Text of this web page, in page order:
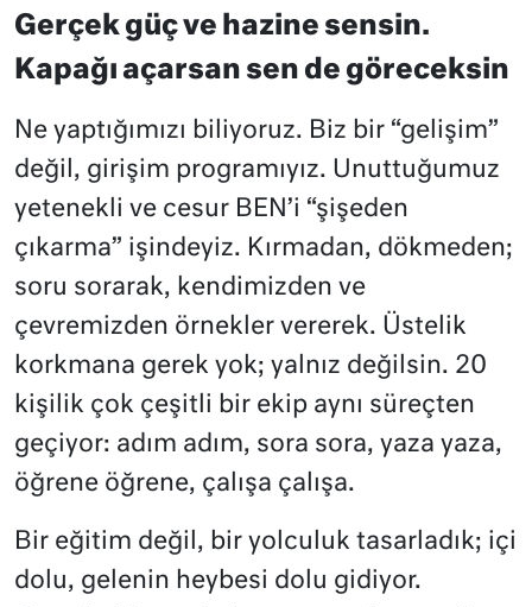
Gerçek güç ve hazine sensin.
Kapağı açarsan sen de göreceksin
Ne yaptığımızı biliyoruz. Biz bir “gelişim”
değil, girişim programıyız. Unuttuğumuz
yetenekli ve cesur BEN’i “şişeden
çıkarma” işindeyiz. Kırmadan, dökmeden;
soru sorarak, kendimizden ve
çevremizden örnekler vererek. Üstelik
korkmana gerek yok; yalnız değilsin. 20
kişilik çok çeşitli bir ekip aynı süreçten
geçiyor: adım adım, sora sora, yaza yaza,
öğrene öğrene, çalışa çalışa.
Bir eğitim değil, bir yolculuk tasarladık; içi
dolu, gelenin heybesi dolu gidiyor.